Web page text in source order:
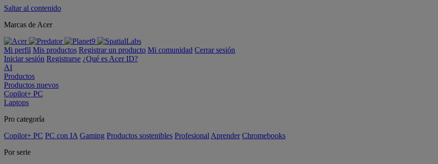
Saltar al contenido
Marcas de Acer
Mi perfil Mis productos Registrar un producto Mi comunidad Cerrar sesión
Iniciar sesión Registrarse ¿Qué es Acer ID?
AI
Productos
Productos nuevos
Copilot+ PC
Laptops
Pro categoría
Copilot+ PC PC con IA Gaming Productos sostenibles Profesional Aprender Chromebooks
Por serie